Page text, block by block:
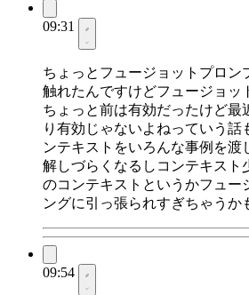
09:31
ちょっとフュージョットプロン
触れたんですけどフュージョッ
ちょっと前は有効だったけど最
り有効じゃないよねっていう話
ンテキストをいろんな事例を渡
解しづらくなるしコンテキスト
のコンテキストというかフュー
ングに引っ張られすぎちゃうか
09:54